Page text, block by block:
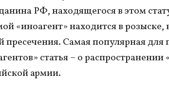
РФ, находящегося в этом
«иноагент» находится в
пресечения. Самая популярная для
статья – о
армии.